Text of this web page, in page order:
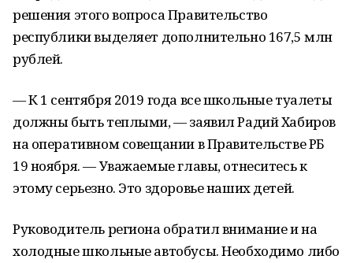
решения этого вопроса Правительство
республики выделяет дополнительно 167,5 млн
рублей.
— К 1 сентября 2019 года все школьные туалеты
должны быть теплыми, — заявил Радий Хабиров
на оперативном совещании в Правительстве РБ
19 ноября. — Уважаемые главы, отнеситесь к
этому серьезно. Это здоровье наших детей.
Руководитель региона обратил внимание и на
холодные школьные автобусы. Необходимо либо